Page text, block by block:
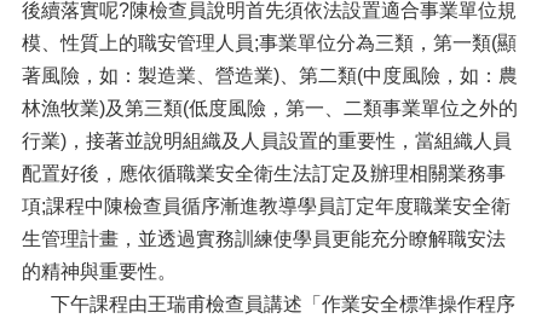
後續落實呢?陳檢查員說明首先須依法設置適合事業單位規
模、性質上的職安管理人員;事業單位分為三類，第一類(顯
著風險，如：製造業、營造業)、第二類(中度風險，如：農
林漁牧業)及第三類(低度風險，第一、二類事業單位之外的
行業)，接著並說明組織及人員設置的重要性，當組織人員
配置好後，應依循職業安全衛生法訂定及辦理相關業務事
項;課程中陳檢查員循序漸進教導學員訂定年度職業安全衛
生管理計畫，並透過實務訓練使學員更能充分瞭解職安法
的精神與重要性。
下午課程由王瑞甫檢查員講述「作業安全標準操作程序